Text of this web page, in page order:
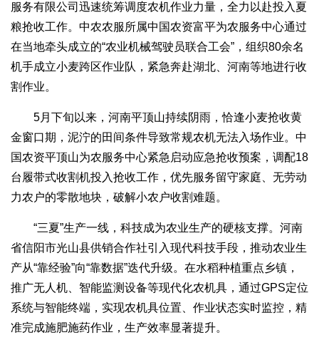
服务有限公司迅速统筹调度农机作业力量，全力以赴投入夏
粮抢收工作。中农农服所属中国农资富平为农服务中心通过
在当地牵头成立的“农业机械驾驶员联合工会”，组织80余名
机手成立小麦跨区作业队，紧急奔赴湖北、河南等地进行收
割作业。
5月下旬以来，河南平顶山持续阴雨，恰逢小麦抢收黄
金窗口期，泥泞的田间条件导致常规农机无法入场作业。中
国农资平顶山为农服务中心紧急启动应急抢收预案，调配18
台履带式收割机投入抢收工作，优先服务留守家庭、无劳动
力农户的零散地块，破解小农户收割难题。
“三夏”生产一线，科技成为农业生产的硬核支撑。河南
省信阳市光山县供销合作社引入现代科技手段，推动农业生
产从“靠经验”向“靠数据”迭代升级。在水稻种植重点乡镇，
推广无人机、智能监测设备等现代化农机具，通过GPS定位
系统与智能终端，实现农机具位置、作业状态实时监控，精
准完成施肥施药作业，生产效率显著提升。